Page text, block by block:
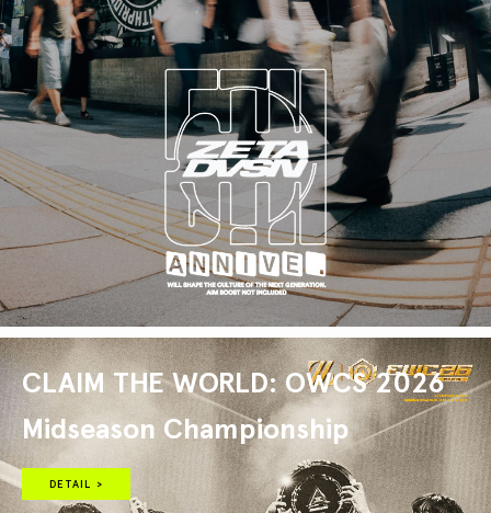
CLAIM THE WORLD: OWCS 2026
Midseason Championship
DETAIL >